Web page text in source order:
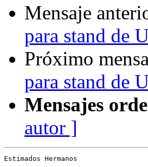
Mensaje
para stand de
Próximo
para stand de
Mensajes
autor ]
Estimados Hermanos